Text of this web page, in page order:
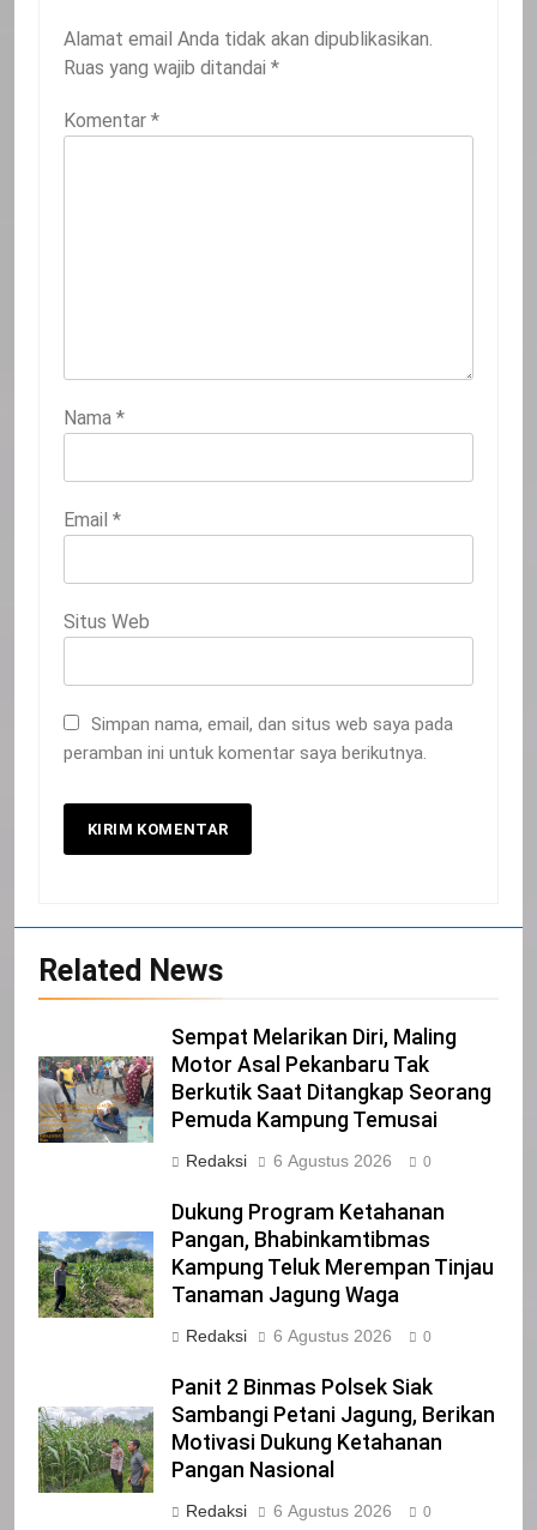
Alamat email Anda tidak akan dipublikasikan.
Ruas yang wajib ditandai *
Komentar *
Nama *
Email *
Situs Web
Simpan nama, email, dan situs web saya pada
peramban ini untuk komentar saya berikutnya.
Related News
Sempat Melarikan Diri, Maling
Motor Asal Pekanbaru Tak
Berkutik Saat Ditangkap Seorang
Pemuda Kampung Temusai
Redaksi 6 Agustus 2026 0
Dukung Program Ketahanan
Pangan, Bhabinkamtibmas
Kampung Teluk Merempan Tinjau
Tanaman Jagung Waga
Redaksi 6 Agustus 2026 0
Panit 2 Binmas Polsek Siak
Sambangi Petani Jagung, Berikan
Motivasi Dukung Ketahanan
Pangan Nasional
Redaksi 6 Agustus 2026 0
Selamat Hari Kebangkitan Nasional
IKLAN
21
Iklan Pemerintah Kabupaten Siak
22
NORMAN SILITONGA CALEG DPRD
PROVINSI DKI JAKARTA
23
NURGARAHA HARPAL NOVTEN, SH
CALON ANGGOTA DPRD PROVINSI
DKI JAKARTA
IKLAN